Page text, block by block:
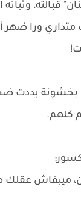
قبالته،
ورا
بخشونة بددت
كلهم.
ميبقاش عقلك